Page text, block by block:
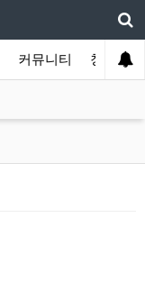
커뮤니티 칭찬릴